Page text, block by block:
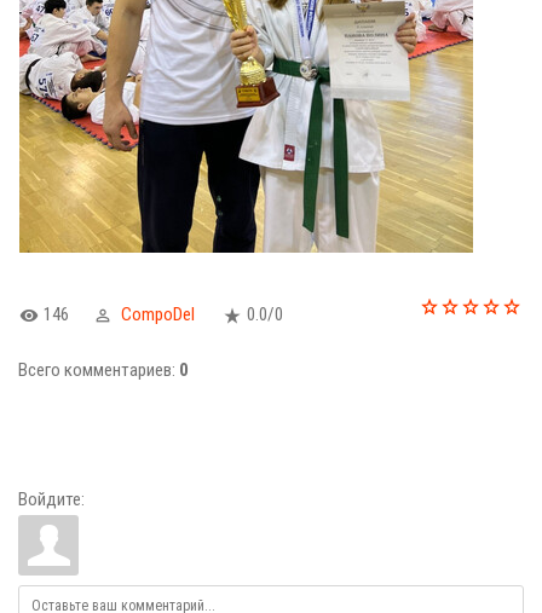
146 CompoDel 0.0/0
Всего комментариев: 0
Войдите: